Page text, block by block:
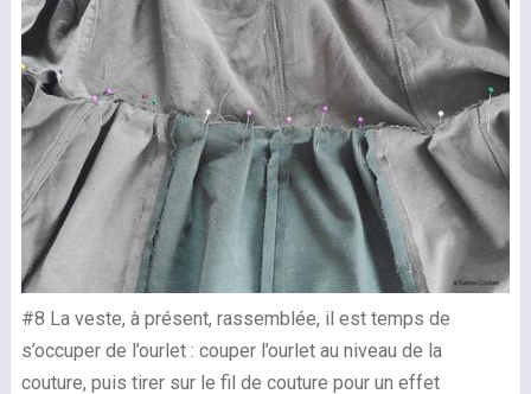
#8 La veste, à présent, rassemblée, il est temps de
s’occuper de l’ourlet : couper l’ourlet au niveau de la
couture, puis tirer sur le fil de couture pour un effet